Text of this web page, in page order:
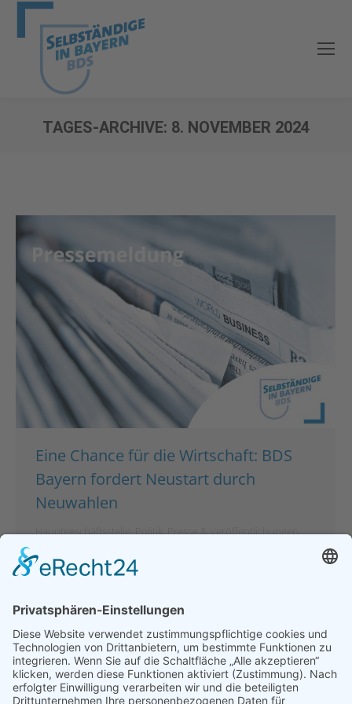
TAGES-ARCHIVE: 8. NOVEMBER 2024
Eine Chance für die Wirtschaft: BDS
Bayern fordert Neustart durch
Neuwahlen
Hauptgeschäftsstelle,Politik,Presse & Veröffentlichungen,
Vonbdsadmin 8. November 2024
Bayern sieht in der Auflösung der Ampel-Koalition
nicht nur eine Herausforderung, sondern auch eine
Möglichkeit, positive Impulse zu setzen. „Wenn eine
Zusammenarbeit nicht mehr tragfähig ist, ist es